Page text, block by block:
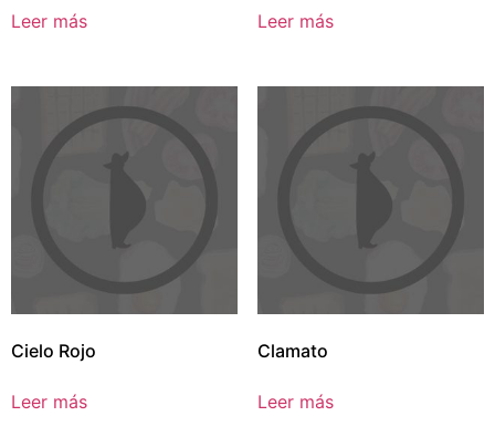
Leer más Leer más
Cielo Rojo
Leer más
Clamato
Leer más